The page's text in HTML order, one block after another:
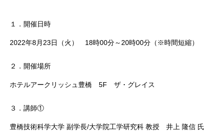
１．開催日時
2022年8月23日（火） 18時00分～20時00分（※時間短縮）
２．開催場所
ホテルアークリッシュ豊橋 5F ザ・グレイス
３．講師①
豊橋技術科学大学 副学長/大学院工学研究科 教授 井上 隆信 氏